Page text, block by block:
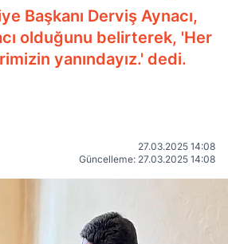
Başkanı Derviş Aynacı,
olduğunu belirterek, 'Her
yanındayız.' dedi.
27.03.2025 14:08
Güncelleme: 27.03.2025 14:08